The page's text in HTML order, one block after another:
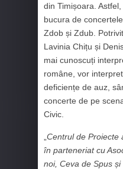
din Timișoara.
bucura de
Zdob și Zdub.
Lavinia Chițu și
mai cunoscuți
române, vor
deficiențe de auz,
concerte de pe
Civic.
Centrul de Proiecte
în parteneriat cu
noi, Ceva de Spus